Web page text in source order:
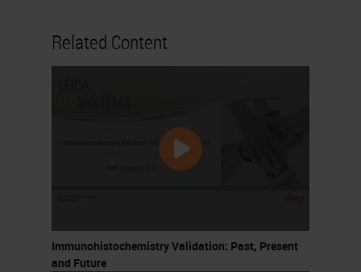
Related Content
Immunohistochemistry Validation: Past, Present
and Future